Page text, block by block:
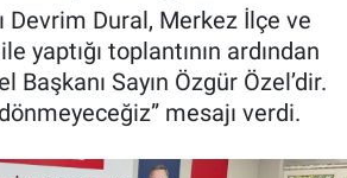
Devrim Dural, Merkez İlçe ve
yaptığı toplantının ardından
Başkanı Sayın Özgür Özel’dir.
mesajı verdi.